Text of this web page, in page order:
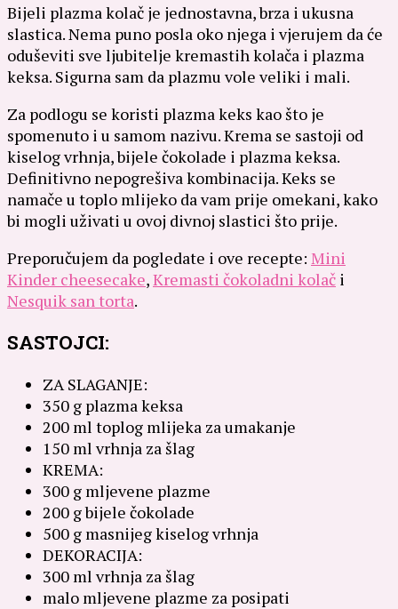
Bijeli plazma kolač je jednostavna, brza i ukusna
slastica. Nema puno posla oko njega i vjerujem da će
oduševiti sve ljubitelje kremastih kolača i plazma
keksa. Sigurna sam da plazmu vole veliki i mali.
Za podlogu se koristi plazma keks kao što je
spomenuto i u samom nazivu. Krema se sastoji od
kiselog vrhnja, bijele čokolade i plazma keksa.
Definitivno nepogrešiva kombinacija. Keks se
namače u toplo mlijeko da vam prije omekani, kako
bi mogli uživati u ovoj divnoj slastici što prije.
Preporučujem da pogledate i ove recepte: Mini
Kinder cheesecake,Kremasti čokoladni kolač i
Nesquik san torta.
SASTOJCI:
ZA SLAGANJE:
350 g plazma keksa
200 ml toplog mlijeka za umakanje
150 ml vrhnja za šlag
KREMA:
300 g mljevene plazme
200 g bijele čokolade
500 g masnijeg kiselog vrhnja
DEKORACIJA:
300 ml vrhnja za šlag
malo mljevene plazme za posipati